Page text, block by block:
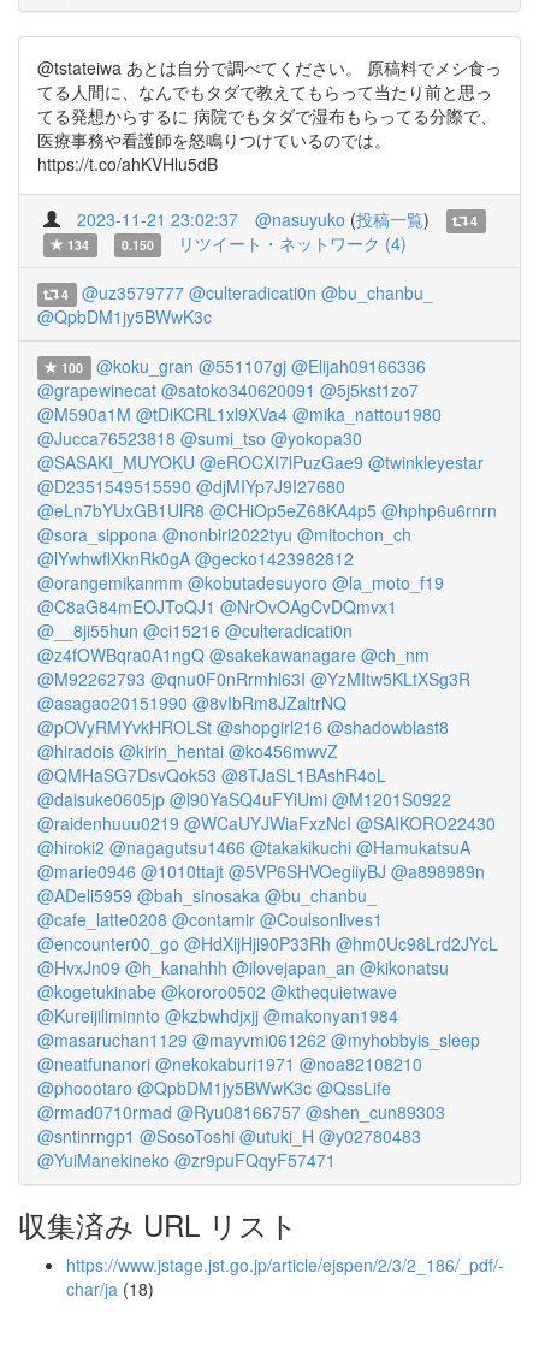
@tstateiwa あとは自分で調べてください。 原稿料でメシ食っ
てる人間に、なんでもタダで教えてもらって当たり前と思っ
てる発想からするに 病院でもタダで湿布もらってる分際で、
医療事務や看護師を怒鳴りつけているのでは。
https://t.co/ahKVHlu5dB
2023-11-21 23:02:37 @nasuyuko (投稿一覧)
4
134
0.150 リツイート・ネットワーク (4)
4 @uz3579777 @culteradicati0n @bu_chanbu_
@QpbDM1jy5BWwK3c
100 @koku_gran @551107gj @Elijah09166336
@grapewinecat @satoko340620091 @5j5kst1zo7
@M590a1M @tDiKCRL1xl9XVa4 @mika_nattou1980
@Jucca76523818 @sumi_tso @yokopa30
@SASAKI_MUYOKU @eROCXI7lPuzGae9 @twinkleyestar
@D2351549515590 @djMIYp7J9I27680
@eLn7bYUxGB1UlR8 @CHiOp5eZ68KA4p5 @hphp6u6rnrn
@sora_sippona @nonbiri2022tyu @mitochon_ch
@lYwhwflXknRk0gA @gecko1423982812
@orangemikanmm @kobutadesuyoro @la_moto_f19
@C8aG84mEOJToQJ1 @NrOvOAgCvDQmvx1
@__8ji55hun @ci15216 @culteradicati0n
@z4fOWBqra0A1ngQ @sakekawanagare @ch_nm
@M92262793 @qnu0F0nRrmhl63I @YzMItw5KLtXSg3R
@asagao20151990 @8vIbRm8JZaltrNQ
@pOVyRMYvkHROLSt @shopgirl216 @shadowblast8
@hiradois @kirin_hentai @ko456mwvZ
@QMHaSG7DsvQok53 @8TJaSL1BAshR4oL
@daisuke0605jp @l90YaSQ4uFYiUmi @M1201S0922
@raidenhuuu0219 @WCaUYJWiaFxzNcI @SAIKORO22430
@hiroki2 @nagagutsu1466 @takakikuchi @HamukatsuA
@marie0946 @1010ttajt @5VP6SHVOegiiyBJ @a898989n
@ADeli5959 @bah_sinosaka @bu_chanbu_
@cafe_latte0208 @contamir @Coulsonlives1
@encounter00_go @HdXijHji90P33Rh @hm0Uc98Lrd2JYcL
@HvxJn09 @h_kanahhh @ilovejapan_an @kikonatsu
@kogetukinabe @kororo0502 @kthequietwave
@Kureijiliminnto @kzbwhdjxjj @makonyan1984
@masaruchan1129 @mayvmi061262 @myhobbyis_sleep
@neatfunanori @nekokaburi1971 @noa82108210
@phoootaro @QpbDM1jy5BWwK3c @QssLife
@rmad0710rmad @Ryu08166757 @shen_cun89303
@sntinrngp1 @SosoToshi @utuki_H @y02780483
@YuiManekineko @zr9puFQqyF57471
収集済み URL リスト
https://www.jstage.jst.go.jp/article/ejspen/2/3/2_186/_pdf/-
char/ja (18)